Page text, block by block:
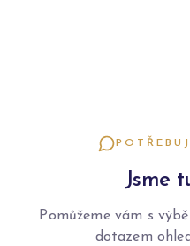
Jsme
Pomůžeme vám s
dotazem